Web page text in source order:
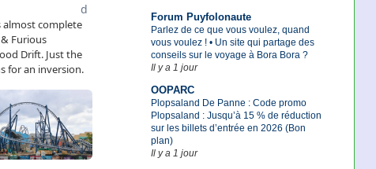
Forum Puyfolonaute
Parlez de ce que vous voulez, quand
vous voulez ! • Un site qui partage des
conseils sur le voyage à Bora Bora ?
Il y a 1 jour
OOPARC
Plopsaland De Panne : Code promo
Plopsaland : Jusqu’à 15 % de réduction
sur les billets d’entrée en 2026 (Bon
plan)
Il y a 1 jour